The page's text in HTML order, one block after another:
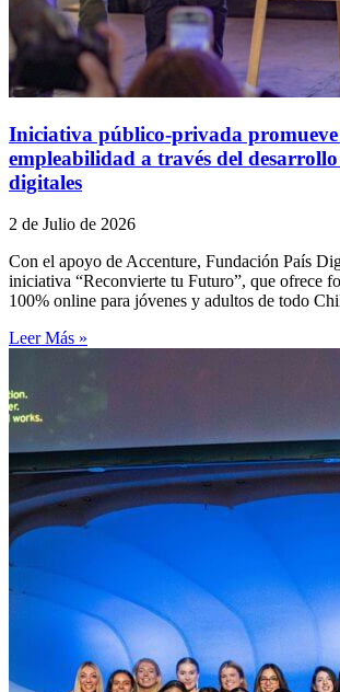
Iniciativa público-privada
empleabilidad a través del
digitales
2 de Julio de 2026
Con el apoyo de Accenture, Fundación País
iniciativa “Reconvierte tu Futuro”, que ofrece
100% online para jóvenes y adultos de todo
Leer Más »